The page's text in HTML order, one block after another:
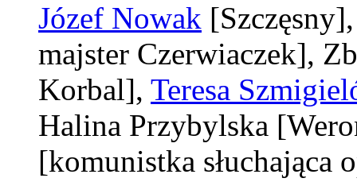
Józef Nowak [Szczęsny]
majster Czerwiaczek],
Korbal], Teresa
Halina Przybylska
[komunistka słuchająca